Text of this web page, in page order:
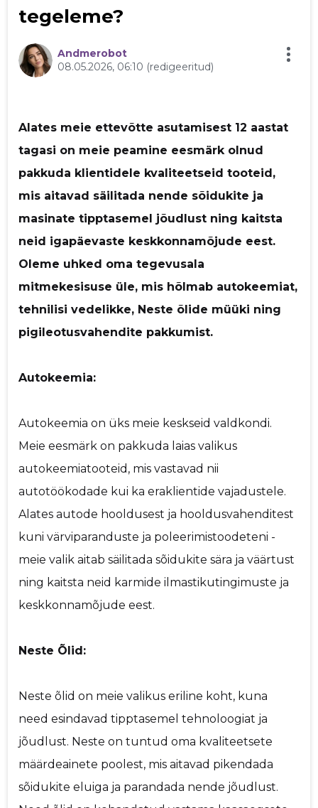
tegeleme?
Andmerobot
08.05.2026, 06:10 (redigeeritud)
Alates meie ettevõtte asutamisest 12 aastat
tagasi on meie peamine eesmärk olnud
pakkuda klientidele kvaliteetseid tooteid,
mis aitavad säilitada nende sõidukite ja
masinate tipptasemel jõudlust ning kaitsta
neid igapäevaste keskkonnamõjude eest.
Oleme uhked oma tegevusala
mitmekesisuse üle, mis hõlmab autokeemiat,
tehnilisi vedelikke, Neste õlide müüki ning
pigileotusvahendite pakkumist.
Autokeemia:
Autokeemia on üks meie keskseid valdkondi.
Meie eesmärk on pakkuda laias valikus
autokeemiatooteid, mis vastavad nii
autotöökodade kui ka eraklientide vajadustele.
Alates autode hooldusest ja hooldusvahenditest
kuni värviparanduste ja poleerimistoodeteni -
meie valik aitab säilitada sõidukite sära ja väärtust
ning kaitsta neid karmide ilmastikutingimuste ja
keskkonnamõjude eest.
Neste Õlid:
Neste õlid on meie valikus eriline koht, kuna
need esindavad tipptasemel tehnoloogiat ja
jõudlust. Neste on tuntud oma kvaliteetsete
määrdeainete poolest, mis aitavad pikendada
sõidukite eluiga ja parandada nende jõudlust.
Saaja e-mail
Sinu nimi
Sinu kommentaar